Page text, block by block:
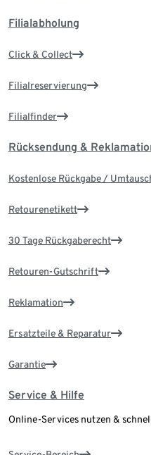
Filialabholung
Click & Collect
Filialreservierung
Filialfinder
Rücksendung &
Kostenlose Rückgabe /
Retourenetikett
30 Tage Rückgaberecht
Retouren-Gutschrift
Reklamation
Ersatzteile & Reparatur
Garantie
Service & Hilfe
Online-Services nutzen &